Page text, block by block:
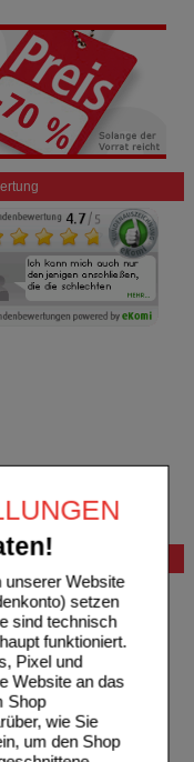
unserer Website
setzen
sind technisch
funktioniert.
Pixel und
Website an das
Shop
wie Sie
um den Shop
zur Anmeldung
zum Bestellvorgang
einlösen
anfordern
downloaden